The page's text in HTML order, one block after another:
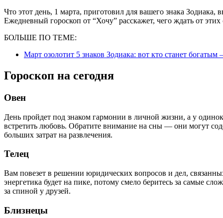
Что этот день, 1 марта, приготовил для вашего знака
Ежедневный гороскоп от “Хочу” расскажет, чего ждать от этих
БОЛЬШЕ ПО ТЕМЕ:
Март озолотит 5 знаков Зодиака: вот кто станет
Гороскоп на сегодня
Овен
День пройдет под знаком гармонии в личной жизни, а у
встретить любовь. Обратите внимание на сны — они могут
больших затрат на развлечения.
Телец
Вам повезет в решении юридических вопросов и дел,
энергетика будет на пике, потому смело беритесь за самые
за спиной у друзей.
Близнецы